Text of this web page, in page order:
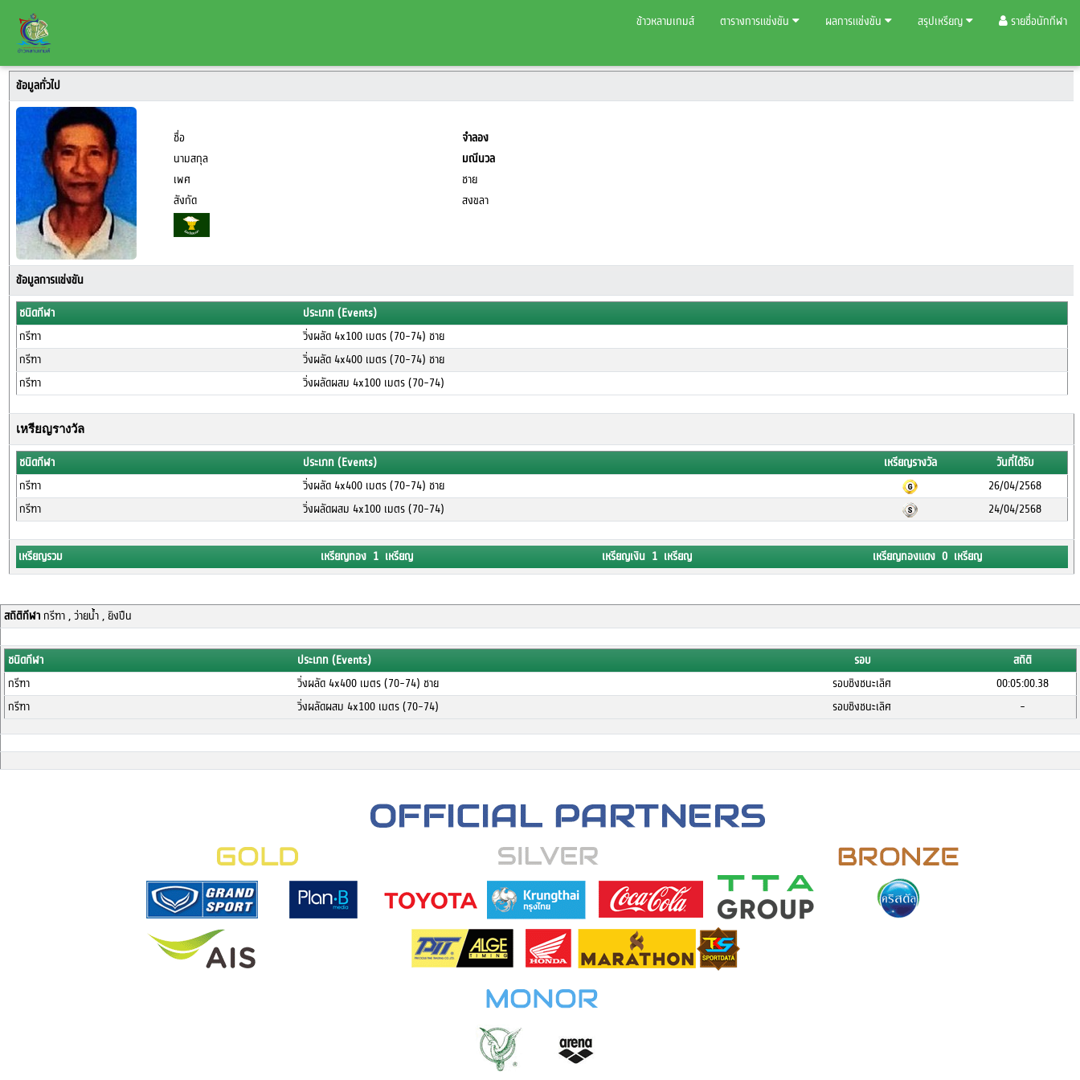
ข้าวหลามเกมส์ ตารางการแข่งขัน ผลการแข่งขัน สรุปเหรียญ รายชื่อนักกีฬา
ข้อมูลทั่วไป
ชื่อ
จำลอง
นามสกุล
มณีนวล
เพศ
ชาย
สังกัด
สงขลา
ข้อมูลการแข่งขัน
ชนิดกีฬา
ประเภท (Events)
กรีฑา
วิ่งผลัด 4x100 เมตร (70-74) ชาย
กรีฑา
วิ่งผลัด 4x400 เมตร (70-74) ชาย
กรีฑา
วิ่งผลัดผสม 4x100 เมตร (70-74)
เหรียญรางวัล
ชนิดกีฬา ประเภท (Events) เหรียญรางวัล
วันที่ได้รับ
กรีฑา
วิ่งผลัด 4x400 เมตร (70-74) ชาย
26/04/2568
กรีฑา
วิ่งผลัดผสม 4x100 เมตร (70-74) 24/04/2568
เหรียญรวม เหรียญทอง 1 เหรียญ เหรียญเงิน 1 เหรียญ เหรียญทองแดง 0 เหรียญ
สถิติกีฬากรีฑา , ว่ายน้ำ , ยิงปืน
ชนิดกีฬา ประเภท (Events) รอบ
สถิติ
กรีฑา
วิ่งผลัด 4x400 เมตร (70-74) ชาย รอบชิงชนะเลิศ
00:05:00.38
กรีฑา
วิ่งผลัดผสม 4x100 เมตร (70-74) รอบชิงชนะเลิศ -